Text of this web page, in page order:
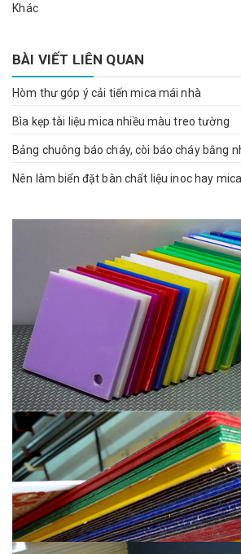
Khác
BÀI VIẾT LIÊN QUAN
Hòm thư góp ý cải tiến mica mái nhà
Bìa kẹp tài liệu mica nhiều màu treo tường
Bảng chuông báo cháy, còi báo cháy bằng
Nên làm biển đặt bàn chất liệu inoc hay